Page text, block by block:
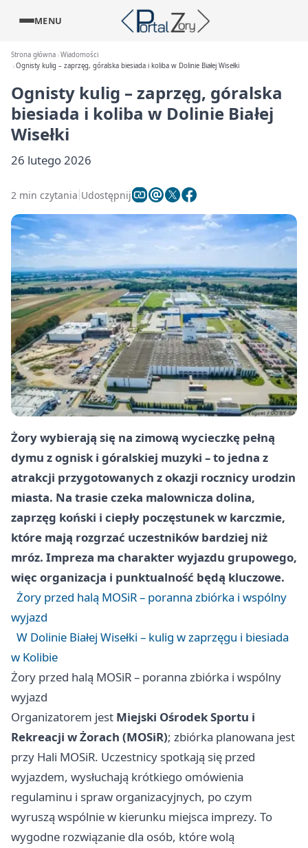
MENU
Strona główna Wiadomości
Ognisty kulig – zaprzęg, góralska biesiada i koliba w Dolinie Białej Wisełki
Ognisty kulig – zaprzęg, góralska
biesiada i koliba w Dolinie Białej
Wisełki
26 lutego 2026
2 min czytania Udostępnij
Żory wybierają się na zimową wycieczkę pełną
dymu z ognisk i góralskiej muzyki – to jedna z
atrakcji przygotowanych z okazji rocznicy urodzin
miasta. Na trasie czeka malownicza dolina,
zaprzęg koński i ciepły poczęstunek w karczmie,
które mają rozgrzać uczestników bardziej niż
mróz. Impreza ma charakter wyjazdu grupowego,
więc organizacja i punktualność będą kluczowe.
Żory przed halą MOSiR – poranna zbiórka i wspólny
wyjazd
W Dolinie Białej Wisełki – kulig w zaprzęgu i biesiada
w Kolibie
Żory przed halą MOSiR – poranna zbiórka i wspólny
wyjazd
Organizatorem jest Miejski Ośrodek Sportu i
Rekreacji w Żorach (MOSiR); zbiórka planowana jest
przy Hali MOSiR. Uczestnicy spotkają się przed
wyjazdem, wysłuchają krótkiego omówienia
regulaminu i spraw organizacyjnych, po czym
wyruszą wspólnie w kierunku miejsca imprezy. To
wygodne rozwiązanie dla osób, które wolą